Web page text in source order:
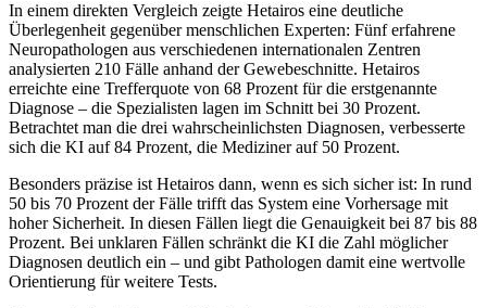
In einem direkten Vergleich zeigte Hetairos eine deutliche
Überlegenheit gegenüber menschlichen Experten: Fünf erfahrene
Neuropathologen aus verschiedenen internationalen Zentren
analysierten 210 Fälle anhand der Gewebeschnitte. Hetairos
erreichte eine Trefferquote von 68 Prozent für die erstgenannte
Diagnose – die Spezialisten lagen im Schnitt bei 30 Prozent.
Betrachtet man die drei wahrscheinlichsten Diagnosen, verbesserte
sich die KI auf 84 Prozent, die Mediziner auf 50 Prozent.
Besonders präzise ist Hetairos dann, wenn es sich sicher ist: In rund
50 bis 70 Prozent der Fälle trifft das System eine Vorhersage mit
hoher Sicherheit. In diesen Fällen liegt die Genauigkeit bei 87 bis 88
Prozent. Bei unklaren Fällen schränkt die KI die Zahl möglicher
Diagnosen deutlich ein – und gibt Pathologen damit eine wertvolle
Orientierung für weitere Tests.